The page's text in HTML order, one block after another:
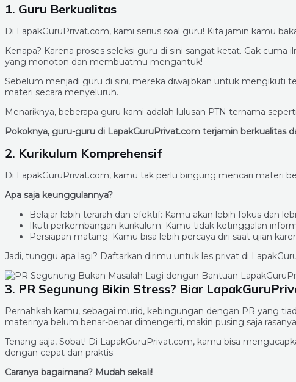
1. Guru Berkualitas
Di LapakGuruPrivat.com, kami serius soal guru! Kita jamin kamu
Kenapa? Karena proses seleksi guru di sini sangat ketat. Gak
yang monoton dan membuatmu mengantuk!
Sebelum menjadi guru di sini, mereka diwajibkan untuk mengikuti
materi secara menyeluruh.
Menariknya, beberapa guru kami adalah lulusan PTN ternama
Pokoknya, guru-guru di LapakGuruPrivat.com terjamin berkualitas
2. Kurikulum Komprehensif
Di LapakGuruPrivat.com, kamu tak perlu bingung mencari materi
Apa saja keunggulannya?
Belajar lebih terarah dan efektif: Kamu akan lebih fokus dan
Ikuti perkembangan kurikulum: Kamu tidak ketinggalan
Persiapan matang: Kamu bisa lebih percaya diri saat ujian
Jadi, tunggu apa lagi? Daftarkan dirimu untuk les privat di
3. PR Segunung Bikin Stress? Biar
Pernahkah kamu, sebagai murid, kebingungan dengan PR yang
materinya belum benar-benar dimengerti, makin pusing saja
Tenang saja, Sobat! Di LapakGuruPrivat.com, kamu bisa
dengan cepat dan praktis.
Caranya bagaimana? Mudah sekali!